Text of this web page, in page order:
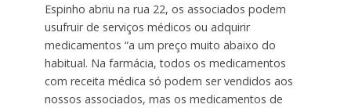
Espinho abriu na rua 22, os associados podem
usufruir de serviços médicos ou adquirir
medicamentos “a um preço muito abaixo do
habitual. Na farmácia, todos os medicamentos
com receita médica só podem ser vendidos aos
nossos associados, mas os medicamentos de